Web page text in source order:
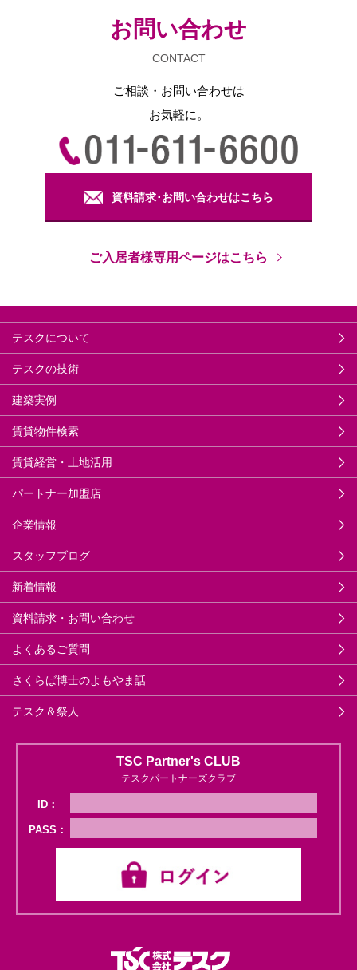
お問い合わせ
CONTACT
ご相談・お問い合わせは
お気軽に。
資料請求･お問い合わせはこちら
ご入居者様専用ページはこちら
テスクについて
テスクの技術
建築実例
賃貸物件検索
賃貸経営・土地活用
パートナー加盟店
企業情報
スタッフブログ
新着情報
資料請求・お問い合わせ
よくあるご質問
さくらば博士のよもやま話
テスク＆祭人
TSC Partner's CLUB
テスクパートナーズクラブ
ID：
PASS：